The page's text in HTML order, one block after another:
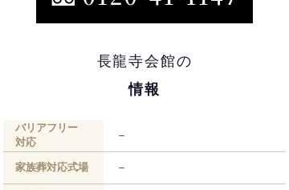
長龍寺会館の
情報
バリアフリー
対応
－
家族葬対応式場 －